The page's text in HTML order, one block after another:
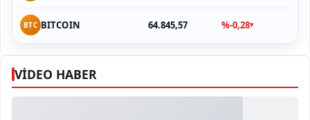
BTC BITCOIN 64.845,57 %-0,28▾
VİDEO HABER